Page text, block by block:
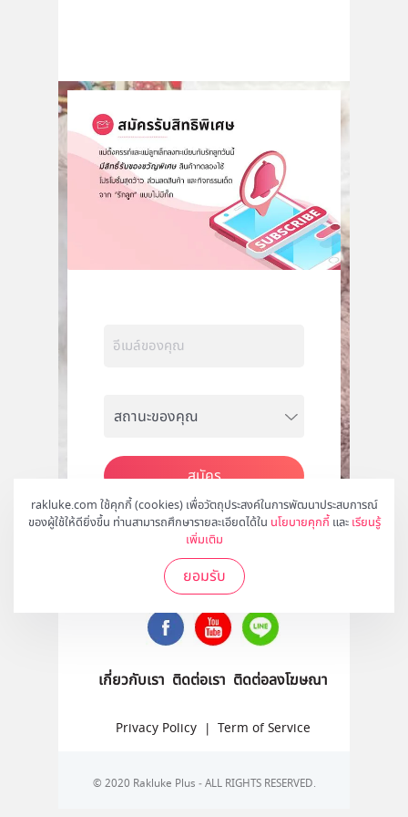
rakluke.com ใช้คุกกี้ (cookies) เพื่อวัตถุประสงค์ในการพัฒนาประสบการณ์
ของผู้ใช้ให้ดียิ่งขึ้น ท่านสามารถศึกษารายละเอียดได้ใน นโยบายคุกกี้ และ เรียนรู้
เพิ่มเติม
ยอมรับ
สมัคร
ติดตามเราได้ที่
เกี่ยวกับเรา ติดต่อเรา ติดต่อลงโฆษณา
Privacy Policy | Term of Service
© 2020 Rakluke Plus - ALL RIGHTS RESERVED.